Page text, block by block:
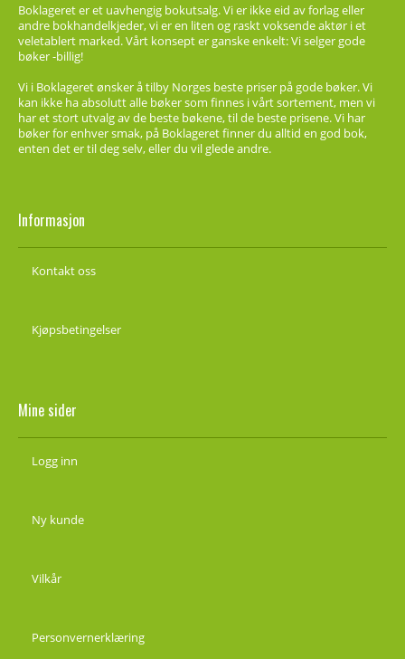
Boklageret er et uavhengig bokutsalg. Vi er ikke eid av forlag eller
andre bokhandelkjeder, vi er en liten og raskt voksende aktør i et
veletablert marked. Vårt konsept er ganske enkelt: Vi selger gode
bøker -billig!
Vi i Boklageret ønsker å tilby Norges beste priser på gode bøker. Vi
kan ikke ha absolutt alle bøker som finnes i vårt sortement, men vi
har et stort utvalg av de beste bøkene, til de beste prisene. Vi har
bøker for enhver smak, på Boklageret finner du alltid en god bok,
enten det er til deg selv, eller du vil glede andre.
Informasjon
Kontakt oss
Kjøpsbetingelser
Mine sider
Logg inn
Ny kunde
Vilkår
Personvernerklæring